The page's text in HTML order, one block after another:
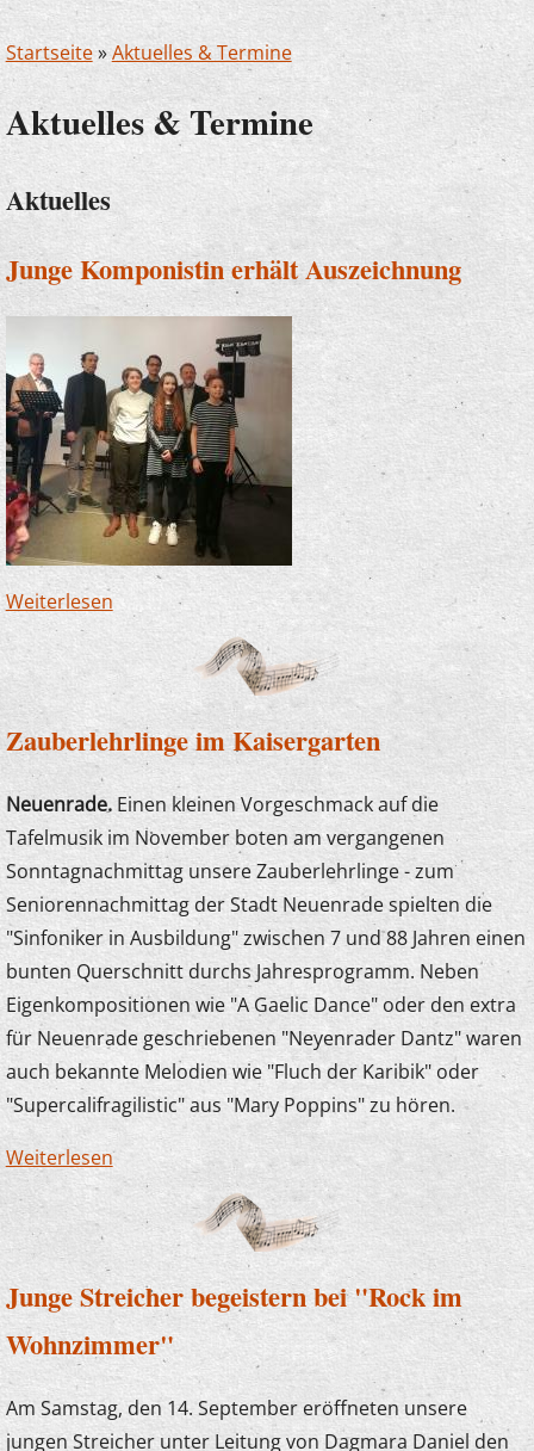
Startseite»Aktuelles & Termine
Aktuelles & Termine
Aktuelles
Junge Komponistin erhält Auszeichnung
Weiterlesen über Junge Komponistin erhält Auszeichnung
Zauberlehrlinge im Kaisergarten
Neuenrade.Einen kleinen Vorgeschmack auf die
Tafelmusik im November boten am vergangenen
Sonntagnachmittag unsere Zauberlehrlinge - zum
Seniorennachmittag der Stadt Neuenrade spielten die
"Sinfoniker in Ausbildung" zwischen 7 und 88 Jahren einen
bunten Querschnitt durchs Jahresprogramm. Neben
Eigenkompositionen wie "A Gaelic Dance" oder den extra
für Neuenrade geschriebenen "Neyenrader Dantz" waren
auch bekannte Melodien wie "Fluch der Karibik" oder
"Supercalifragilistic" aus "Mary Poppins" zu hören.
Weiterlesenüber Zauberlehrlinge im Kaisergarten
Junge Streicher begeistern bei "Rock im
Wohnzimmer"
Am Samstag, den 14. September eröffneten unsere
jungen Streicher unter Leitung von Dagmara Daniel den